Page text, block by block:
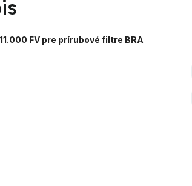
FV pre prírubové filtre BRA